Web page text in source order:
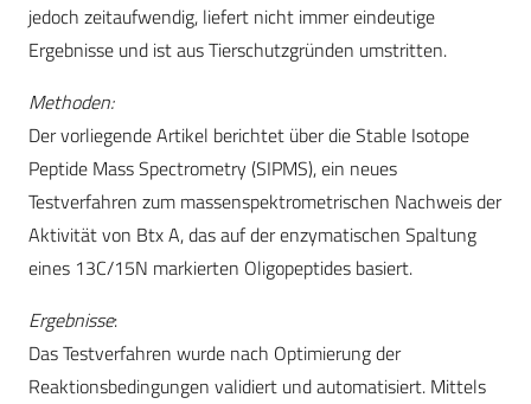
jedoch zeitaufwendig, liefert nicht immer eindeutige
Ergebnisse und ist aus Tierschutzgründen umstritten.
Methoden:
Der vorliegende Artikel berichtet über die Stable Isotope
Peptide Mass Spectrometry (SIPMS), ein neues
Testverfahren zum massenspektrometrischen Nachweis der
Aktivität von Btx A, das auf der enzymatischen Spaltung
eines 13C/15N markierten Oligopeptides basiert.
Ergebnisse:
Das Testverfahren wurde nach Optimierung der
Reaktionsbedingungen validiert und automatisiert. Mittels